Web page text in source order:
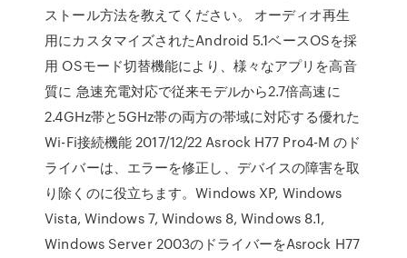
ストール方法を教えてください。 オーディオ再生
用にカスタマイズされたAndroid 5.1ベースOSを採
用 OSモード切替機能により、様々なアプリを高音
質に 急速充電対応で従来モデルから2.7倍高速に
2.4GHz帯と5GHz帯の両方の帯域に対応する優れた
Wi-Fi接続機能 2017/12/22 Asrock H77 Pro4-M のド
ライバーは、エラーを修正し、デバイスの障害を取
り除くのに役立ちます。Windows XP, Windows
Vista, Windows 7, Windows 8, Windows 8.1,
Windows Server 2003のドライバーをAsrock H77